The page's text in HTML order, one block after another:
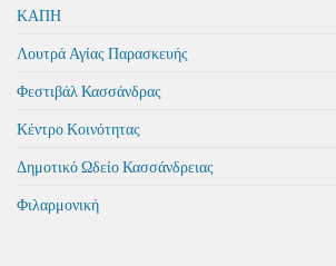
ΚΑΠΗ
Λουτρά Αγίας Παρασκευής
Φεστιβάλ Κασσάνδρας
Κέντρο Κοινότητας
Δημοτικό Ωδείο Κασσάνδρειας
Φιλαρμονική